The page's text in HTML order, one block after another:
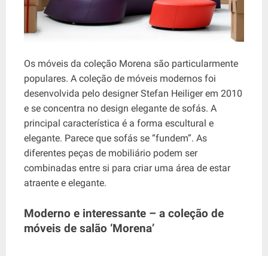
Os móveis da coleção Morena são particularmente
populares. A coleção de móveis modernos foi
desenvolvida pelo designer Stefan Heiliger em 2010
e se concentra no design elegante de sofás. A
principal característica é a forma escultural e
elegante. Parece que sofás se “fundem”. As
diferentes peças de mobiliário podem ser
combinadas entre si para criar uma área de estar
atraente e elegante.
Moderno e interessante – a coleção de
móveis de salão ‘Morena’